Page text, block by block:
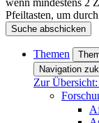
wenn mindestens 2
Pfeiltasten, um
Suche abschicken
Themen
Navigation
Zur